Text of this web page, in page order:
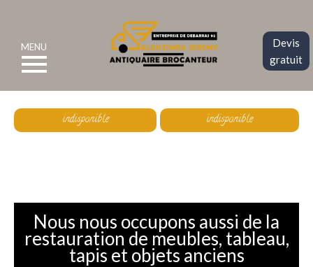
Devis
gratuit
MENU
indisponible indisponible
Nous nous occupons aussi de la
restauration de meubles, tableau,
tapis et objets anciens